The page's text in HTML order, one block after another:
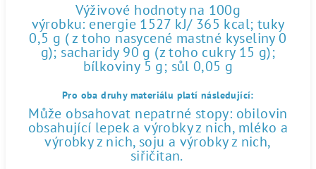
Výživové hodnoty na 100g
výrobku: energie 1527 kJ/ 365 kcal; tuky
0,5 g ( z toho nasycené mastné kyseliny 0
g); sacharidy 90 g (z toho cukry 15 g);
bílkoviny 5 g; sůl 0,05 g
Pro oba druhy materiálu platí následující:
Může obsahovat nepatrné stopy: obilovin
obsahující lepek a výrobky z nich, mléko a
výrobky z nich, soju a výrobky z nich,
siřičitan.